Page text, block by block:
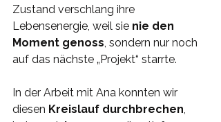
Zustand verschlang ihre
Lebensenergie, weil sie nie den
Moment genoss, sondern nur noch
auf das nächste „Projekt“ starrte.
In der Arbeit mit Ana konnten wir
diesen Kreislauf durchbrechen,